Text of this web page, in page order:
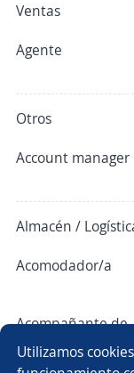
Utilizamos
Ventas
Agente
Otros
Account manager
Almacén /
Acomodador/a
Acompañante de
chófer